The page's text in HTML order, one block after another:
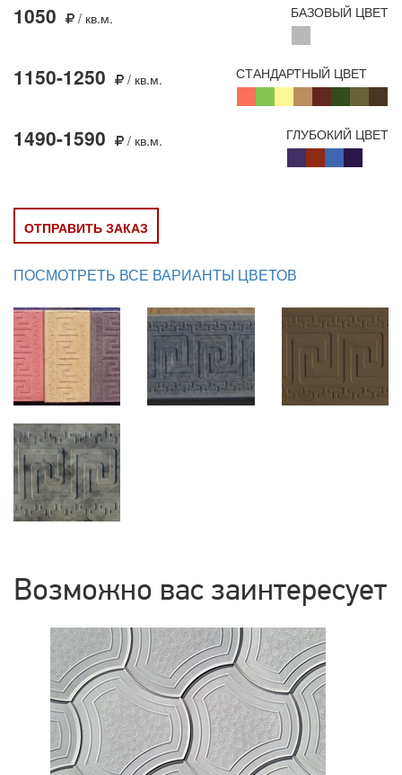
1050 / кв.м. БАЗОВЫЙ ЦВЕТ
1150-1250 / кв.м. СТАНДАРТНЫЙ ЦВЕТ
1490-1590 / кв.м. ГЛУБОКИЙ ЦВЕТ
ОТПРАВИТЬ ЗАКАЗ
ПОСМОТРЕТЬ ВСЕ ВАРИАНТЫ ЦВЕТОВ
Возможно вас заинтересует